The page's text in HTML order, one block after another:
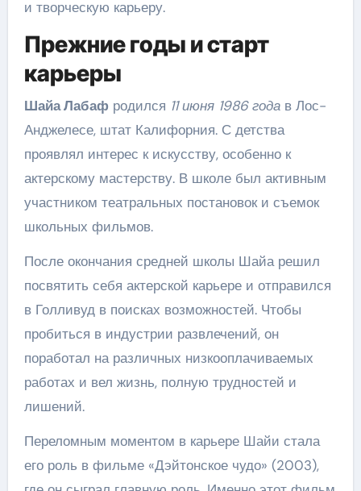
и творческую карьеру.
Прежние годы и старт
карьеры
Шайа Лабафродился 11 июня 1986 годав Лос-
Анджелесе, штат Калифорния. С детства
проявлял интерес к искусству, особенно к
актерскому мастерству. В школе был активным
участником театральных постановок и съемок
школьных фильмов.
После окончания средней школы Шайа решил
посвятить себя актерской карьере и отправился
в Голливуд в поисках возможностей. Чтобы
пробиться в индустрии развлечений, он
поработал на различных низкооплачиваемых
работах и вел жизнь, полную трудностей и
лишений.
Переломным моментом в карьере Шайи стала
его роль в фильме «Дэйтонское чудо» (2003),